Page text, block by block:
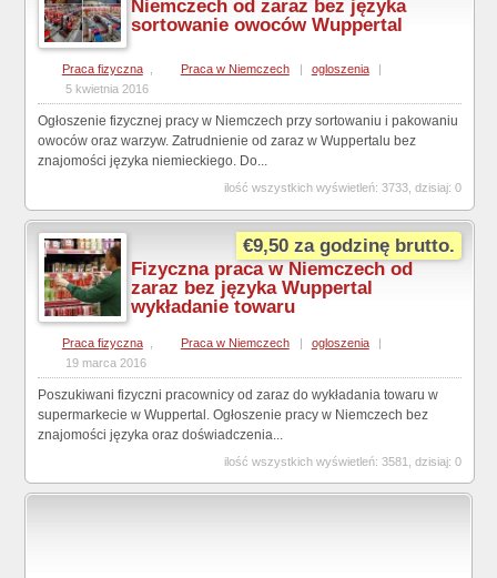
Niemczech od zaraz bez języka
sortowanie owoców Wuppertal
Praca fizyczna , Praca w Niemczech ogloszenia
5 kwietnia 2016
Ogłoszenie fizycznej pracy w Niemczech przy sortowaniu i pakowaniu
owoców oraz warzyw. Zatrudnienie od zaraz w Wuppertalu bez
znajomości języka niemieckiego. Do...
ilość wszystkich wyświetleń: 3733, dzisiaj: 0
€9,50 za godzinę brutto.
Fizyczna praca w Niemczech od
zaraz bez języka Wuppertal
wykładanie towaru
Praca fizyczna Praca w Niemczech | ogloszenia
|
19 marca 2016
Poszukiwani fizyczni pracownicy od zaraz do wykładania towaru w
supermarkecie w Wuppertal. Ogłoszenie pracy w Niemczech bez
znajomości języka oraz doświadczenia...
ilość wszystkich wyświetleń: 3581, dzisiaj: 0